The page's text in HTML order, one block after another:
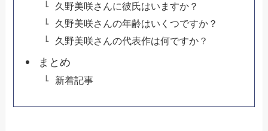
久野美咲さんに彼氏はいますか？
久野美咲さんの年齢はいくつですか？
久野美咲さんの代表作は何ですか？
まとめ
新着記事